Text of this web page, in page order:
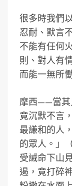
很多時我們
忍耐、默言
不能有任何
則、對人有
而能一無所
摩西——當其
竟沉默不言
最謙和的人
的眾人。」
受誡命下山
遏，竟打碎